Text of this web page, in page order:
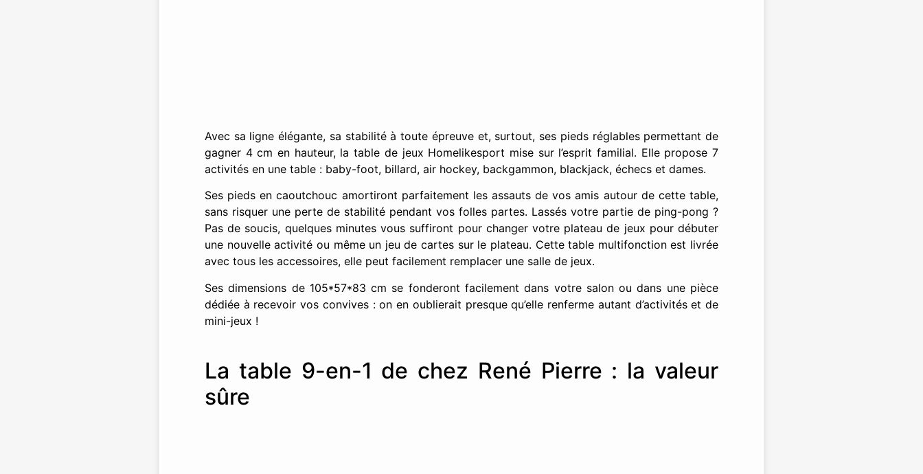
Avec sa ligne élégante, sa stabilité à toute épreuve et, surtout, ses pieds réglables permettant de
gagner 4 cm en hauteur, la table de jeux Homelikesport mise sur l’esprit familial. Elle propose 7
activités en une table : baby-foot, billard, air hockey, backgammon, blackjack, échecs et dames.
Ses pieds en caoutchouc amortiront parfaitement les assauts de vos amis autour de cette table,
sans risquer une perte de stabilité pendant vos folles partes. Lassés votre partie de ping-pong ?
Pas de soucis, quelques minutes vous suffiront pour changer votre plateau de jeux pour débuter
une nouvelle activité ou même un jeu de cartes sur le plateau. Cette table multifonction est livrée
avec tous les accessoires, elle peut facilement remplacer une salle de jeux.
Ses dimensions de 105*57*83 cm se fonderont facilement dans votre salon ou dans une pièce
dédiée à recevoir vos convives : on en oublierait presque qu’elle renferme autant d’activités et de
mini-jeux !
La table 9-en-1 de chez René Pierre : la valeur
sûre